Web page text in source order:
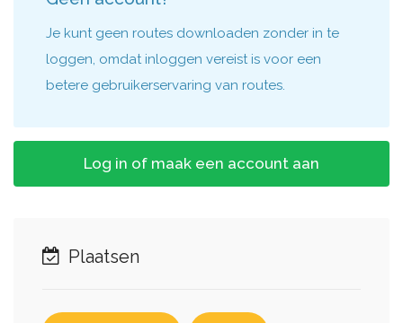
Je kunt geen routes downloaden zonder in te
loggen, omdat inloggen vereist is voor een
betere gebruikerservaring van routes.
Log in of maak een account aan
Plaatsen